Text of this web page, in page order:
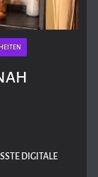
DIGITALE A